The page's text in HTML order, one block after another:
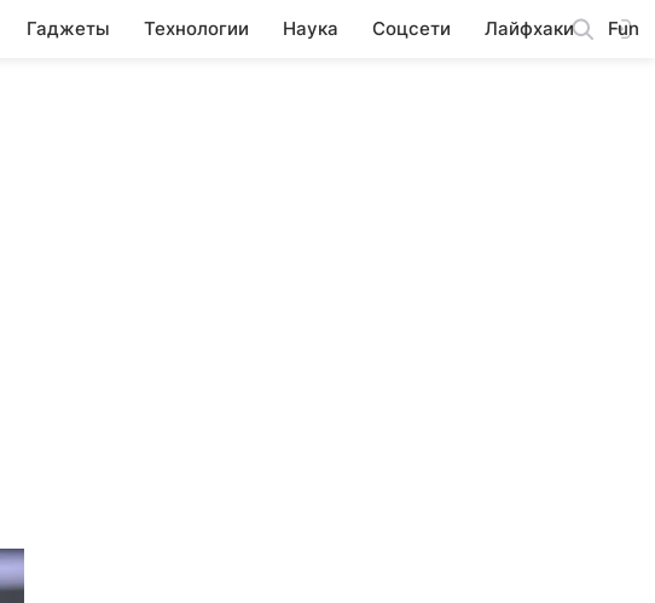
Гаджеты Технологии Наука Соцсети Лайфхаки Fun